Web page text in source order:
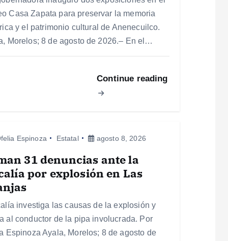
Casa Zapata para preservar la memoria
y el patrimonio cultural de Anenecuilco.
Morelos; 8 de agosto de 2026.– En el…
Continue reading
Espinoza Estatal agosto 8, 2026
31 denuncias ante la
por explosión en Las
investiga las causas de la explosión y
al conductor de la pipa involucrada. Por
Espinoza Ayala, Morelos; 8 de agosto de